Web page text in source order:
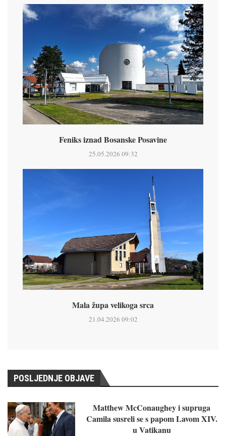
Feniks iznad Bosanske Posavine
25.05.2026 09:32
Mala župa velikoga srca
21.04.2026 09:02
POSLJEDNJE OBJAVE
Matthew McConaughey i supruga
Camila susreli se s papom Lavom XIV.
u Vatikanu